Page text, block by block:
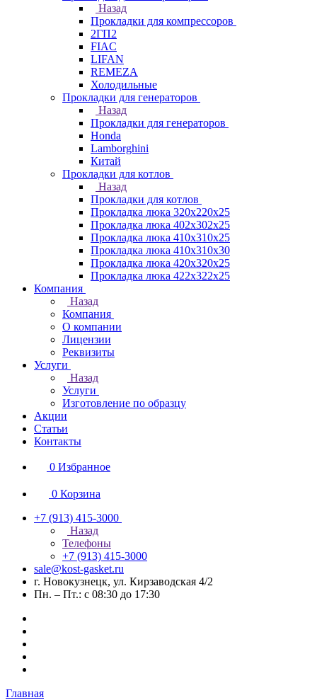
Назад
Прокладки для компрессоров
2ГП2
FIAC
LIFAN
REMEZA
Холодильные
Прокладки для генераторов
Назад
Прокладки для генераторов
Honda
Lamborghini
Китай
Прокладки для котлов
Назад
Прокладки для котлов
Прокладка люка 320x220x25
Прокладка люка 402x302x25
Прокладка люка 410x310x25
Прокладка люка 410х310х30
Прокладка люка 420x320x25
Прокладка люка 422x322x25
Компания
Назад
Компания
О компании
Лицензии
Реквизиты
Услуги
Назад
Услуги
Изготовление по образцу
Акции
Статьи
Контакты
0 Избранное
0 Корзина
+7 (913) 415-3000
Назад
Телефоны
+7 (913) 415-3000
sale@kost-gasket.ru
г. Новокузнецк, ул. Кирзаводская 4/2
Пн. – Пт.: с 08:30 до 17:30
Главная